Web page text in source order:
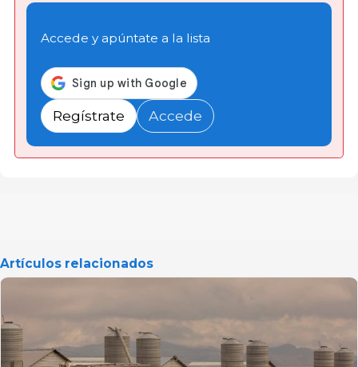
Accede y apúntate a la lista
Regístrate Accede
Artículos relacionados